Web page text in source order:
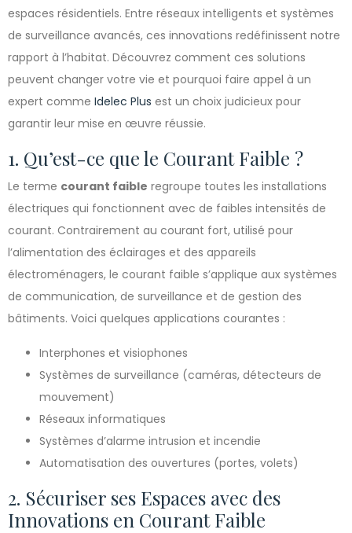
espaces résidentiels. Entre réseaux intelligents et systèmes
de surveillance avancés, ces innovations redéfinissent notre
rapport à l’habitat. Découvrez comment ces solutions
peuvent changer votre vie et pourquoi faire appel à un
expert comme Idelec Plus est un choix judicieux pour
garantir leur mise en œuvre réussie.
1. Qu’est-ce que le Courant Faible ?
Le terme courant faible regroupe toutes les installations
électriques qui fonctionnent avec de faibles intensités de
courant. Contrairement au courant fort, utilisé pour
l’alimentation des éclairages et des appareils
électroménagers, le courant faible s’applique aux systèmes
de communication, de surveillance et de gestion des
bâtiments. Voici quelques applications courantes :
Interphones et visiophones
Systèmes de surveillance (caméras, détecteurs de
mouvement)
Réseaux informatiques
Systèmes d’alarme intrusion et incendie
Automatisation des ouvertures (portes, volets)
2. Sécuriser ses Espaces avec des
Innovations en Courant Faible